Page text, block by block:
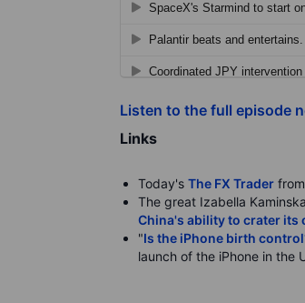
Listen to the full episode
Links
Today's The FX Trader
The great Izabella
China's ability to crater its
"Is the iPhone birth
launch of the iPhone in the